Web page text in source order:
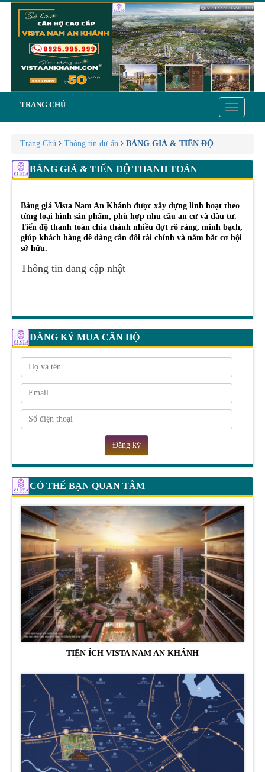
Toggle
TRANG CHỦ
Trang Chủ Thông tin dự án BẢNG GIÁ & TIẾN ĐỘ THANH
BẢNG GIÁ & TIẾN ĐỘ THANH TOÁN
Bảng giá Vista Nam An Khánh được xây dựng linh hoạt theo
từng loại hình sản phẩm, phù hợp nhu cầu an cư và đầu tư.
Tiến độ thanh toán chia thành nhiều đợt rõ ràng, minh bạch,
giúp khách hàng dễ dàng cân đối tài chính và nắm bắt cơ hội
sở hữu.
Thông tin đang cập nhật
ĐĂNG KÝ MUA CĂN HỘ
Đăng ký
CÓ THỂ BẠN QUAN TÂM
TIỆN ÍCH VISTA NAM AN KHÁNH